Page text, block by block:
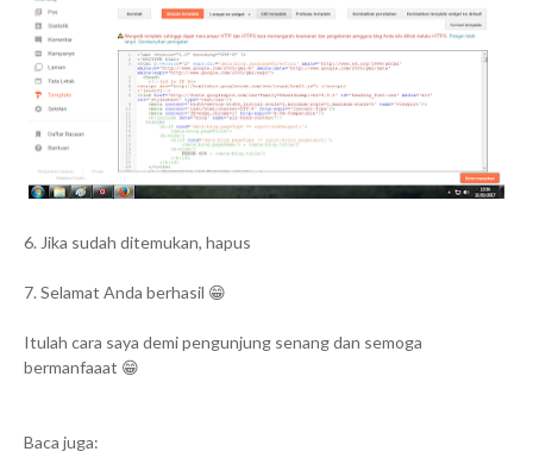
6. Jika sudah ditemukan, hapus
7. Selamat Anda berhasil 😁
Itulah cara saya demi pengunjung senang dan semoga
bermanfaaat 😁
Baca juga: